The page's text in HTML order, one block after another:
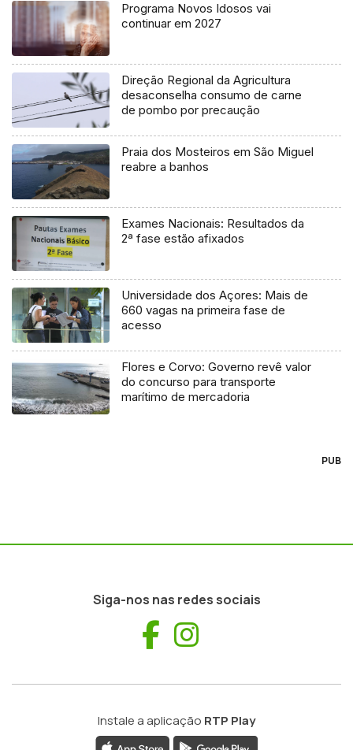
Programa Novos Idosos vai
continuar em 2027
Direção Regional da Agricultura
desaconselha consumo de carne
de pombo por precaução
Praia dos Mosteiros em São Miguel
reabre a banhos
Exames Nacionais: Resultados da
2ª fase estão afixados
Universidade dos Açores: Mais de
660 vagas na primeira fase de
acesso
Flores e Corvo: Governo revê valor
do concurso para transporte
marítimo de mercadoria
PUB
Siga-nos nas redes sociais
Facebook
Instale a aplicação RTP Play